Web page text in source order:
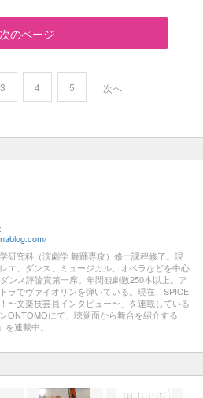
次のページ
3 4 5 次へ
研究科（演劇学 舞踊専攻）修士課程修了。現
エ、ダンス、ミュージカル、オペラなどを中心
ンス評論賞第一席。年間観劇数250本以上。ア
ラでヴァイオリンを弾いている。現在、SPICE
〜文楽技芸員インタビュー〜」を連載している
ONTOMOにて、聴覚面から舞台を紹介する
を連載中。